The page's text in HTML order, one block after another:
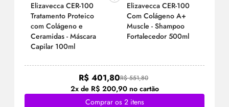
Elizavecca CER-100
Tratamento Proteico
com Colágeno e
Ceramidas - Máscara
Capilar 100ml
Elizavecca CER-100
Com Colágeno A+
Muscle - Shampoo
Fortalecedor 500ml
R$ 551,80
R$ 401,80
2x de R$ 200,90 no cartão
Comprar os 2 itens